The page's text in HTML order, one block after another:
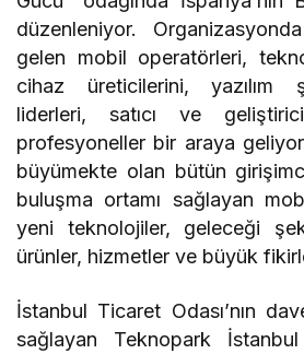
düzenleniyor.
gelen mobil operatörleri,
cihaz üreticilerini, yazılım
liderleri, satıcı ve
profesyoneller bir araya
büyümekte olan bütün
buluşma ortamı sağlayan
yeni teknolojiler, geleceği
ürünler, hizmetler ve büyük
İstanbul Ticaret Odası’nın
sağlayan Teknopark